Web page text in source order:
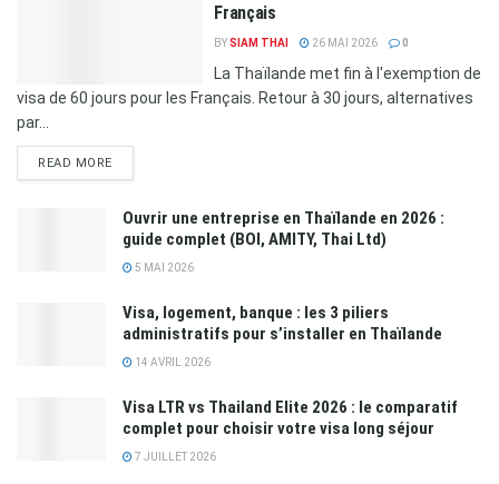
Français
BYSIAM THAI 26 MAI 2026 0
La Thaïlande met fin à l'exemption de
visa de 60 jours pour les Français. Retour à 30 jours, alternatives
par...
READ MORE
Ouvrir une entreprise en Thaïlande en 2026 :
guide complet (BOI, AMITY, Thai Ltd)
5 MAI 2026
Visa, logement, banque : les 3 piliers
administratifs pour s’installer en Thaïlande
14 AVRIL 2026
Visa LTR vs Thailand Elite 2026 : le comparatif
complet pour choisir votre visa long séjour
7 JUILLET 2026